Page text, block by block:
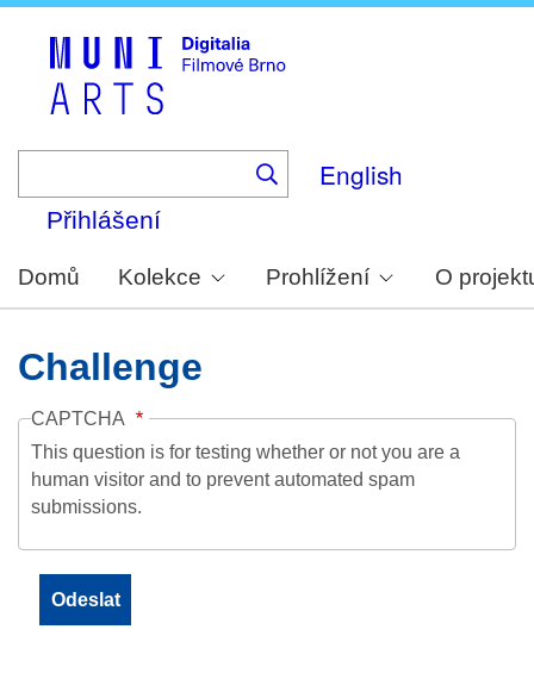
English
Přihlášení
Domů Kolekce Prohlížení O
Challenge
CAPTCHA
This question is for testing whether or not you are a
human visitor and to prevent automated spam
submissions.